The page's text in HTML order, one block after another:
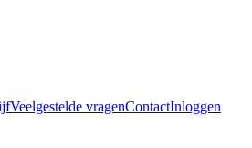
Veelgestelde vragenContactInloggen